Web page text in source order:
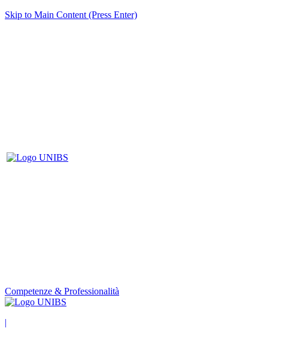
Skip to Main Content (Press Enter)
Competenze & Professionalità
|